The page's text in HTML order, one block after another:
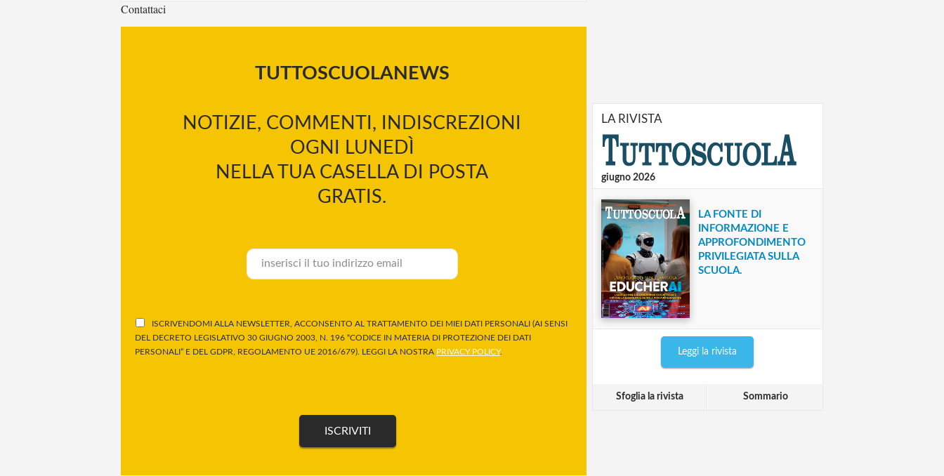
Contattaci
TUTTOSCUOLANEWS
NOTIZIE, COMMENTI, INDISCREZIONI
OGNI LUNEDÌ
NELLA TUA CASELLA DI POSTA
GRATIS.
ISCRIVENDOMI ALLA NEWSLETTER, ACCONSENTO AL TRATTAMENTO DEI MIEI DATI PERSONALI (AI SENSI
DEL DECRETO LEGISLATIVO 30 GIUGNO 2003, N. 196 “CODICE IN MATERIA DI PROTEZIONE DEI DATI
PERSONALI” E DEL GDPR, REGOLAMENTO UE 2016/679). LEGGI LA NOSTRA PRIVACY POLICY.
LA RIVISTA
giugno 2026
LA FONTE DI
INFORMAZIONE E
APPROFONDIMENTO
PRIVILEGIATA SULLA
SCUOLA.
Leggi la rivista
Sfoglia la rivista Sommario